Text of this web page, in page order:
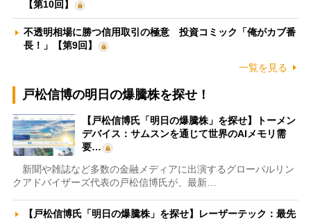
【第10回】
不透明相場に勝つ信用取引の極意 投資コミック「俺がカブ番
長！」【第9回】
一覧を見る
戸松信博の明日の爆騰株を探せ！
【戸松信博氏「明日の爆騰株」を探せ】トーメン
デバイス：サムスンを通じて世界のAIメモリ需
要…
新聞や雑誌など多数の金融メディアに出演するグローバルリン
クアドバイザーズ代表の戸松信博氏が、最新…
【戸松信博氏「明日の爆騰株」を探せ】レーザーテック：最先